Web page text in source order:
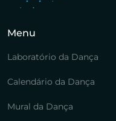
Menu
Laboratório da Dança
Calendário da Dança
Mural da Dança